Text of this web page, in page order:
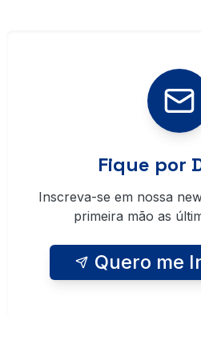
Fique por
Inscreva-se em nossa
primeira mão as
Quero me